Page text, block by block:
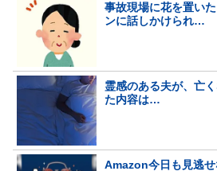
事故現場に花を置い
ンに話しかけられ…
霊感のある夫が、亡
た内容は…
Amazon今日も見逃